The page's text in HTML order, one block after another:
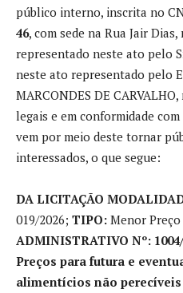
público interno, inscrita no
46, com sede na Rua Jair
representado neste ato pelo
neste ato representado pelo
MARCONDES DE
legais e em conformidade
vem por meio deste tornar
interessados, o que segue:
DA LICITAÇÃO
019/2026; TIPO: Menor
ADMINISTRATIVO Nº:
Preços para futura e
alimentícios não